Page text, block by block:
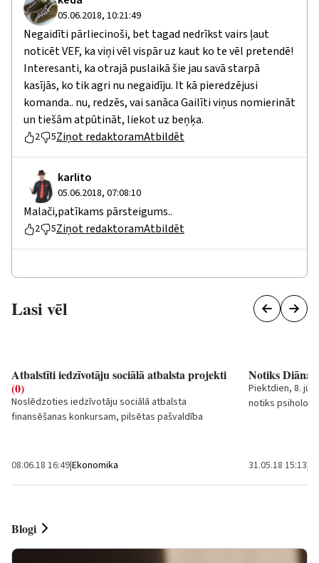
05.06.2018, 10:21:49
Negaidīti pārliecinoši, bet tagad nedrīkst vairs ļaut
noticēt VEF, ka viņi vēl vispār uz kaut ko te vēl pretendē!
Interesanti, ka otrajā puslaikā šie jau savā starpā
kasījās, ko tik agri nu negaidīju. It kā pieredzējusi
komanda.. nu, redzēs, vai sanāca Gailīti viņus nomierināt
un tiešām atpūtināt, liekot uz beņķa.
2 5Ziņot redaktoramAtbildēt
karlito
05.06.2018, 07:08:10
Malači,patīkams pārsteigums..
2 5Ziņot redaktoramAtbildēt
Lasi vēl
Atbalstīti iedzīvotāju sociālā atbalsta projekti
(0)
Noslēdzoties iedzīvotāju sociālā atbalsta
finansēšanas konkursam, pilsētas pašvaldība
08.06.18 16:49|Ekonomika
Notiks
Piektdien, 8.
notiks
31.05.18 15:13|
Blogi